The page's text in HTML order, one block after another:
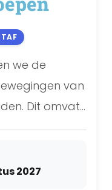
we de
van
Dit omvat
op de WSJ. De
per
2027